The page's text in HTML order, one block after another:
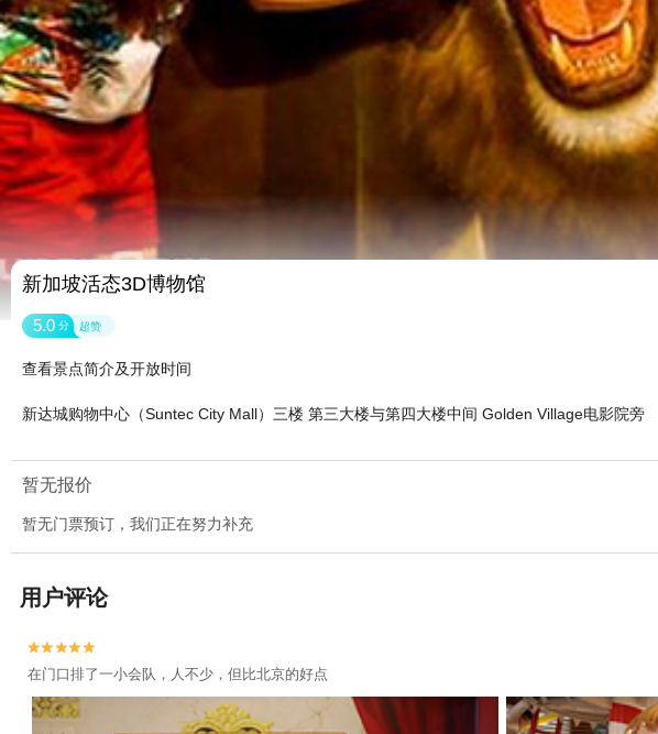
新加坡活态3D博物馆
5.0 分 超赞
查看景点简介及开放时间
新达城购物中心（Suntec City Mall）三楼 第三大楼与第四大楼中间 Golden Village电影院旁
暂无报价
暂无门票预订，我们正在努力补充
用户评论


在门口排了一小会队，人不少，但比北京的好点